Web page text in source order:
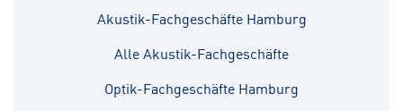
Akustik-Fachgeschäfte Hamburg
Alle Akustik-Fachgeschäfte
Optik-Fachgeschäfte Hamburg